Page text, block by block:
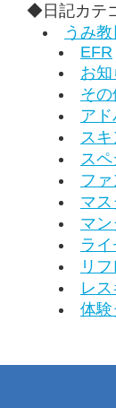
◆日記カテ
うみ
EFR
お
その
ア
ス
ス
フ
マ
マン
ラ
リ
レ
体験